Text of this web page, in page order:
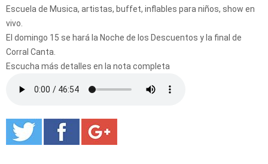
Escuela de Musica, artistas, buffet, inflables para niños, show en
vivo.
El domingo 15 se hará la Noche de los Descuentos y la final de
Corral Canta.
Escucha más detalles en la nota completa